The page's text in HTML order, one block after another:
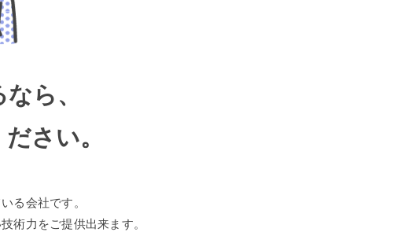
ら、
さい。
る会社です。
術力をご提供出来ます。